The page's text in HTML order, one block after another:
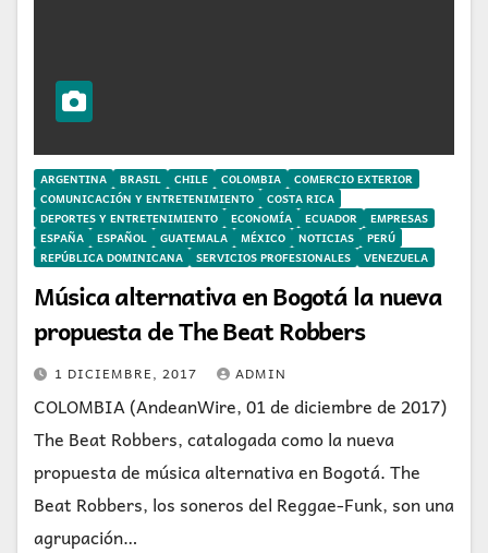
ARGENTINA BRASIL CHILE COLOMBIA
COMERCIO EXTERIOR
COMUNICACIÓN Y ENTRETENIMIENTO
COSTA RICA
DEPORTES Y ENTRETENIMIENTO
ECONOMÍA ECUADOR
EMPRESAS
ESPAÑA
ESPAÑOL GUATEMALA MÉXICO NOTICIAS
PERÚ
REPÚBLICA DOMINICANA
SERVICIOS PROFESIONALES VENEZUELA
Música alternativa en Bogotá la nueva
propuesta de The Beat Robbers
1 DICIEMBRE, 2017 ADMIN
COLOMBIA (AndeanWire, 01 de diciembre de 2017)
The Beat Robbers, catalogada como la nueva
propuesta de música alternativa en Bogotá. The
Beat Robbers, los soneros del Reggae-Funk, son una
agrupación…